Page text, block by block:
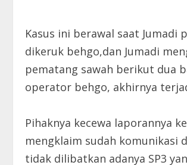
Kasus ini berawal saat
dikeruk behgo,dan Jumadi
pematang sawah berikut dua
operator behgo, akhirnya
Pihaknya kecewa laporannya
mengklaim sudah komunikasi
tidak dilibatkan adanya SP3